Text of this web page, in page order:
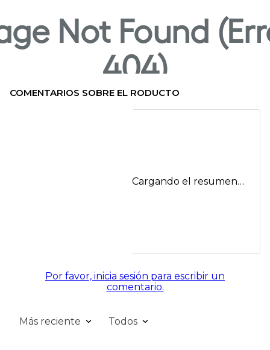
COMENTARIOS SOBRE EL RODUCTO
Cargando el resumen…
Por favor, inicia sesión para escribir un
comentario.
Más reciente Todos